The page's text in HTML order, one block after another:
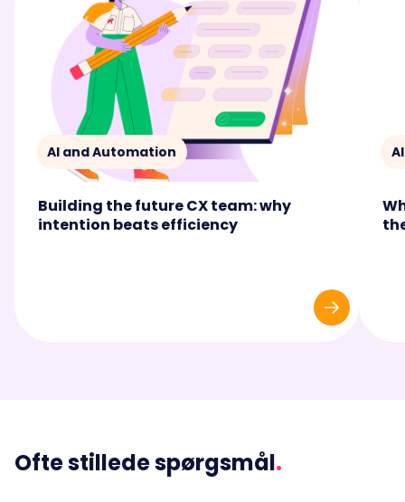
AI and Automation
Building the future CX team: why
intention beats efficiency
Ofte stillede spørgsmål.